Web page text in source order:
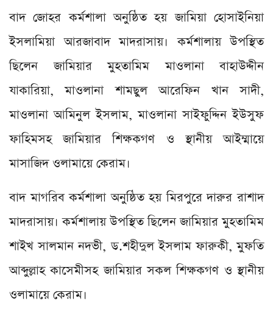
বাদ জোহর কর্মশালা অনুষ্ঠিত হয় জামিয়া হোসাইনিয়া
ইসলামিয়া আরজাবাদ মাদরাসায়। কর্মশালায় উপস্থিত
ছিলেন জামিয়ার মুহতামিম মাওলানা বাহাউদ্দীন
যাকারিয়া, মাওলানা শামছুল আরেফিন খান সাদী,
মাওলানা আমিনুল ইসলাম, মাওলানা সাইফুদ্দিন ইউসুফ
ফাহিমসহ জামিয়ার শিক্ষকগণ ও স্থানীয় আইম্মায়ে
মাসাজিদ ওলামায়ে কেরাম।
বাদ মাগরিব কর্মশালা অনুষ্ঠিত হয় মিরপুরে দারুর রাশাদ
মাদরাসায়। কর্মশালায় উপস্থিত ছিলেন জামিয়ার মুহতামিম
শাইখ সালমান নদভী, ড.শহীদুল ইসলাম ফারুকী, মুফতি
আব্দুল্লাহ কাসেমীসহ জামিয়ার সকল শিক্ষকগণ ও স্থানীয়
ওলামায়ে কেরাম।